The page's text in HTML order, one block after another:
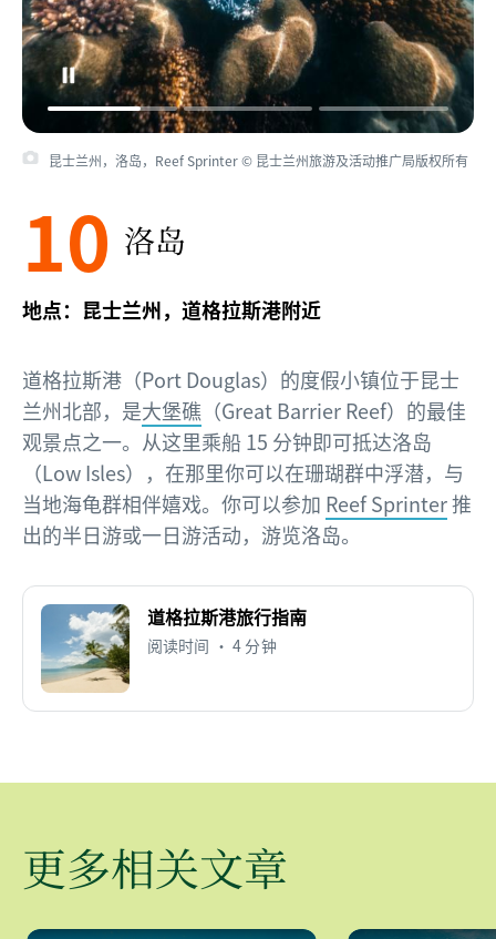
昆士兰州，洛岛，Reef Sprinter © 昆士兰州旅游及活动推广局版权所有
10 洛岛
地点：昆士兰州，道格拉斯港附近
道格拉斯港（Port Douglas）的度假小镇位于昆士
兰州北部，是大堡礁 （Great Barrier Reef）的最佳
观景点之一。从这里乘船 15 分钟即可抵达洛岛
（Low Isles），在那里你可以在珊瑚群中浮潜，与
当地海龟群相伴嬉戏。你可以参加 Reef Sprinter推
出的半日游或一日游活动，游览洛岛。
道格拉斯港旅行指南
阅读时间 • 4 分钟
更多相关文章